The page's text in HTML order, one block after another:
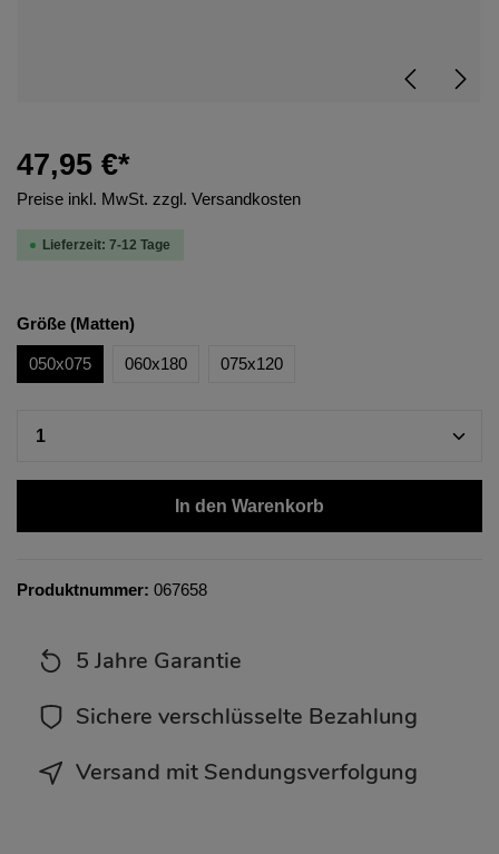
47,95 €*
Preise inkl. MwSt. zzgl. Versandkosten
Lieferzeit: 7-12 Tage
Größe (Matten)
050x075 060x180 075x120
In den Warenkorb
Produktnummer: 067658
5 Jahre Garantie
Sichere verschlüsselte Bezahlung
Versand mit Sendungsverfolgung